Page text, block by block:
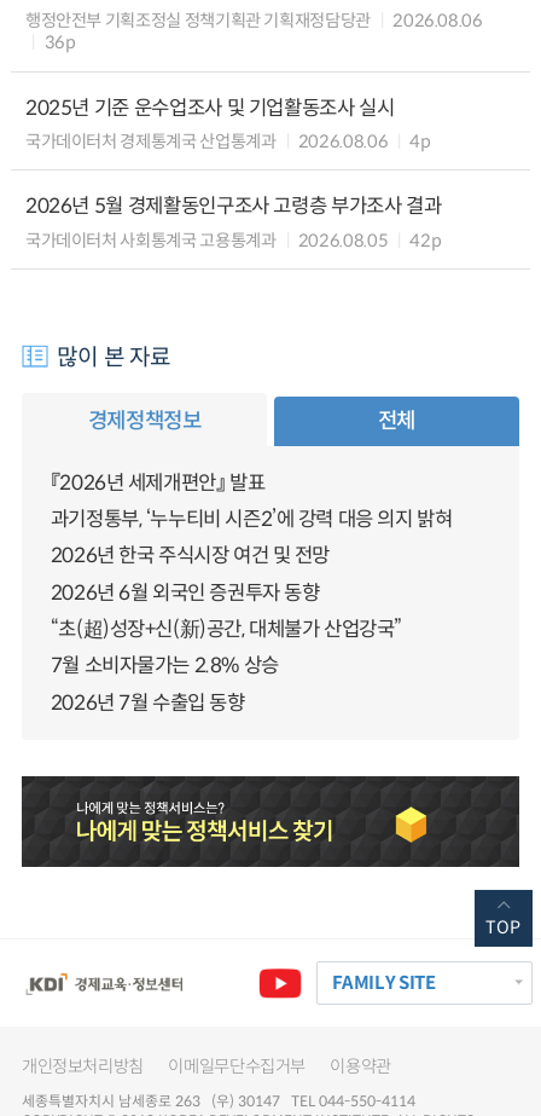
행정안전부 기획조정실 정책기획관 기획재정담당관
2026.08.06
36p
2025년 기준 운수업조사 및 기업활동조사 실시
국가데이터처 경제통계국 산업통계과 2026.08.06 4p
2026년 5월 경제활동인구조사 고령층 부가조사 결과
국가데이터처 사회통계국 고용통계과 2026.08.05 42p
많이 본 자료
경제정책정보 전체
『2026년 세제개편안』 발표
과기정통부, ‘누누티비 시즌2’에 강력 대응 의지 밝혀
2026년 한국 주식시장 여건 및 전망
2026년 6월 외국인 증권투자 동향
“초(超)성장+신(新)공간, 대체불가 산업강국”
7월 소비자물가는 2.8% 상승
2026년 7월 수출입 동향
FAMILY SITE
개인정보처리방침 이메일무단수집거부 이용약관
세종특별자치시 남세종로 263 (우) 30147 TEL 044-550-4114
TOP